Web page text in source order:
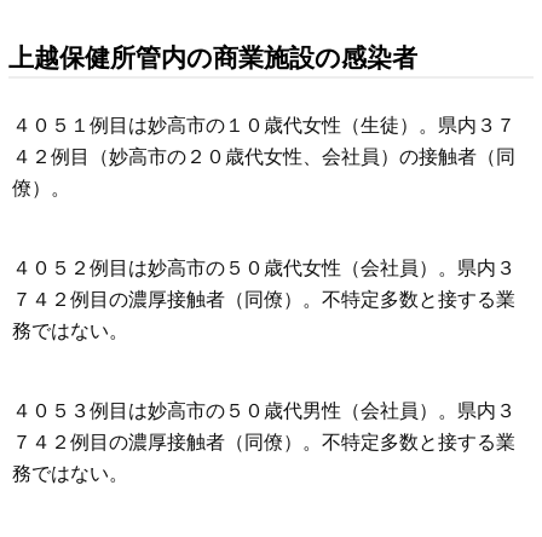
上越保健所管内の商業施設の感染者
４０５１例目は妙高市の１０歳代女性（生徒）。県内３７
４２例目（妙高市の２０歳代女性、会社員）の接触者（同
僚）。
４０５２例目は妙高市の５０歳代女性（会社員）。県内３
７４２例目の濃厚接触者（同僚）。不特定多数と接する業
務ではない。
４０５３例目は妙高市の５０歳代男性（会社員）。県内３
７４２例目の濃厚接触者（同僚）。不特定多数と接する業
務ではない。